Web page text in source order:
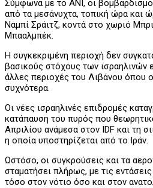
Σύμφωνα με το ANI, οι
από τα μεσάνυχτα, τοπική ώρα και
Ναμπί Σράιτζ, κοντά στο χωριό
Μπααλμπέκ.
Η συγκεκριμένη περιοχή δεν
βασικούς στόχους των ισραηλινών
άλλες περιοχές του Λιβάνου όπου
συχνότερα.
Οι νέες ισραηλινές επιδρομές
κατάπαυση του πυρός που
Απριλίου ανάμεσα στον IDF και τη
η οποία υποστηρίζεται από το Ιράν.
Ωστόσο, οι συγκρούσεις και τα
σταματήσει πλήρως, με τις
τόσο στον νότιο όσο και στον